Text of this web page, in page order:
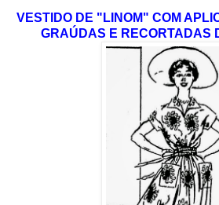
VESTIDO DE "LINOM" COM
GRAÚDAS E RECORTADAS